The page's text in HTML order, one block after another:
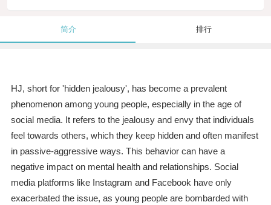
简介 排行
HJ, short for 'hidden jealousy', has become a prevalent
phenomenon among young people, especially in the age of
social media. It refers to the jealousy and envy that individuals
feel towards others, which they keep hidden and often manifest
in passive-aggressive ways. This behavior can have a
negative impact on mental health and relationships. Social
media platforms like Instagram and Facebook have only
exacerbated the issue, as young people are bombarded with